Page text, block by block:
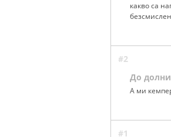
какво са
#2
До
А ми
#1